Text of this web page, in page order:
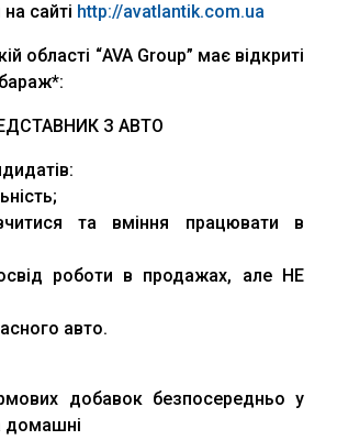
сайті http://avatlantik.com.ua
області “AVA Group” має відкриті
З АВТО
та вміння працювати в
роботи в продажах, але НЕ
авто.
добавок безпосередньо у
домашні